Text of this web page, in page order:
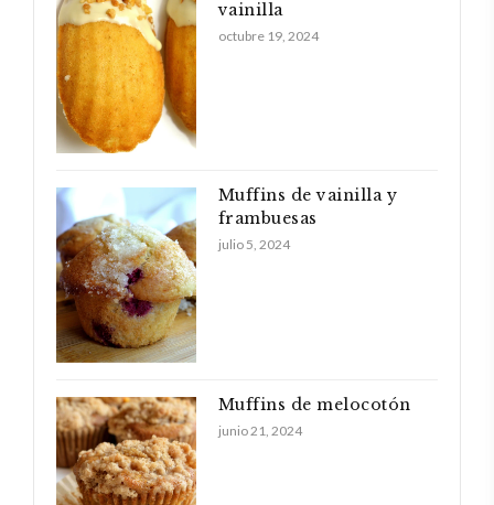
vainilla
octubre 19, 2024
Muffins de vainilla y
frambuesas
julio 5, 2024
Muffins de melocotón
junio 21, 2024